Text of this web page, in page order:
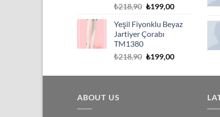
₺218,90 Orijinal
₺218,90.
₺199,00Şu
fiyat:
Yeşil Fiyonklu Beyaz
Jartiyer Çorabı
TM1380
₺218,90 Orijinal
₺218,90.
₺199,00Şu
fiyat:
ABOUT US